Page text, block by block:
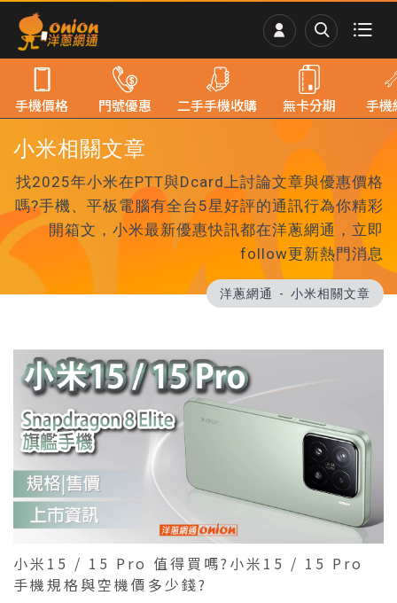
小米相關文章
找2025年小米在PTT與Dcard上討論文章與優惠價格
嗎?手機、平板電腦有全台5星好評的通訊行為你精彩
開箱文，小米最新優惠快訊都在洋蔥網通，立即
follow更新熱門消息
洋蔥網通 小米相關文章
小米15 / 15 Pro 值得買嗎?小米15 / 15 Pro
手機規格與空機價多少錢?
手機價格 門號優惠 二手手機收購 無卡分期 手機